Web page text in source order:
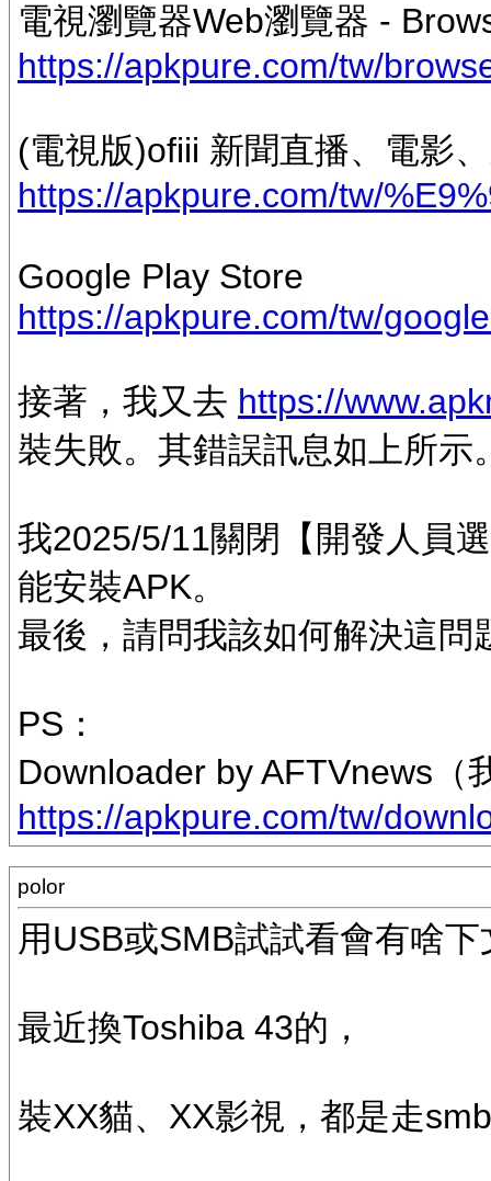
電視瀏覽器Web瀏覽器 -
https://apkpure.com/tw/
(電視版)ofiii 新聞直播、電影
https://apkpure.com/tw/
Google Play Store
https://apkpure.com/tw/
接著，我又去 https://
裝失敗。其錯誤訊息如上所示
我2025/5/11關閉【開發人員
能安裝APK。
最後，請問我該如何解決這問
PS：
Downloader by AFTVnews（
https://apkpure.com/tw/
polor
用USB或SMB試試看會有啥下
最近換Toshiba 43的，
裝XX貓、XX影視，都是走